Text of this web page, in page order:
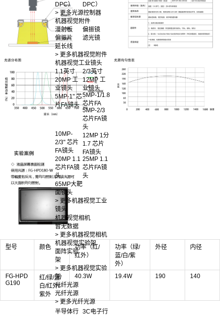
DPC）
DPC）
> 更多光源控制器
机器视觉附件
漫射板
偏振镜
偏振片
滤光镜
延长线
> 更多机器视觉附件
机器视觉工业镜头
1.1英寸
20MP 工
业镜头
2/3英寸
12MP 工
业镜头
5MP-1" 芯
片FA镜头
5MP-1/1.8
芯片FA
5MP-2/3
芯片FA镜
头
10MP-
2/3" 芯片
FA镜头
12MP 1分
1.7 芯片
FA镜头
20MP 1.1
芯片FA镜
头
25MP 1.1
芯片FA镜
头
65MP大靶
面镜头
> 更多机器视觉工业
镜头
机器视觉相机
暂无数据
> 更多机器视觉相机
机器视觉实验架
面阵实验
架
> 更多机器视觉实验
架
光纤光源
光纤光源
> 更多光纤光源
半导体行 3C电子行
型号 颜色
功率（红/
红外）
功率（绿/
蓝/白/紫
外）
外径 内径
FG-HPD
G190
红/绿/蓝/
白/红外/
紫外
40.3W 19.4W 190 140